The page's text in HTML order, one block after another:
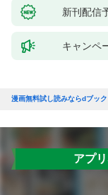
新刊配信
キャンペ
漫画無料試し読みならdブック
アプ